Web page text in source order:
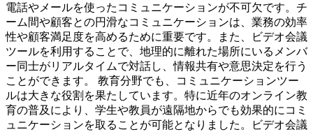
電話やメールを使ったコミュニケーションが不可欠です。チ
ーム間や顧客との円滑なコミュニケーションは、業務の効率
性や顧客満足度を高めるために重要です。また、ビデオ会議
ツールを利用することで、地理的に離れた場所にいるメンバ
ー同士がリアルタイムで対話し、情報共有や意思決定を行う
ことができます。 教育分野でも、コミュニケーションツー
ルは大きな役割を果たしています。特に近年のオンライン教
育の普及により、学生や教員が遠隔地からでも効果的にコミ
ュニケーションを取ることが可能となりました。ビデオ会議